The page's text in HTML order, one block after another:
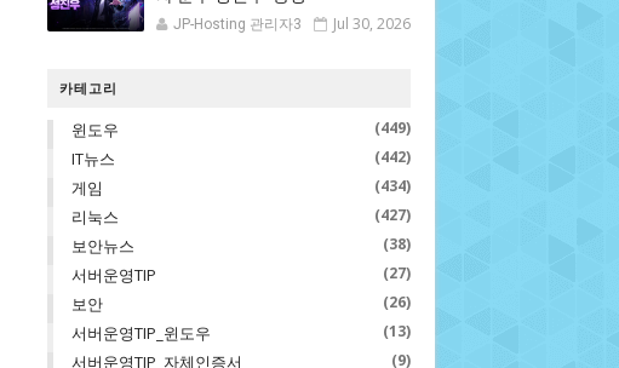
JP-Hosting 관리자3 Jul 30, 2026
카테고리
윈도우 (449)
IT뉴스 (442)
게임 (434)
리눅스 (427)
보안뉴스 (38)
서버운영TIP (27)
보안 (26)
서버운영TIP_윈도우 (13)
서버운영TIP_자체인증서 (9)